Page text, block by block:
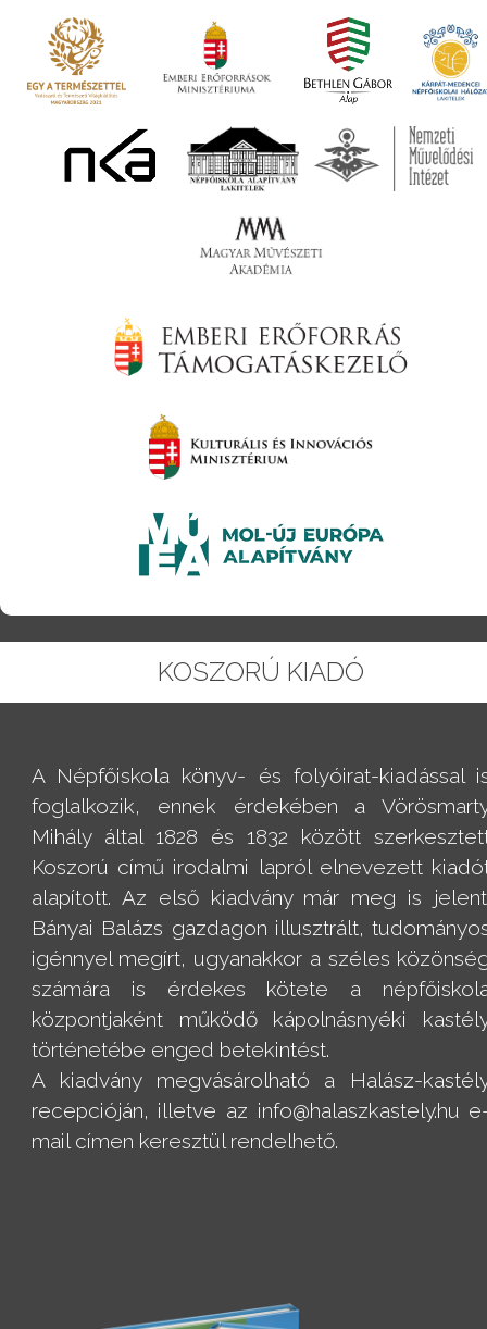
KOSZORÚ KIADÓ
A Népfőiskola könyv- és folyóirat-kiadással
foglalkozik, ennek érdekében a
Mihály által 1828 és 1832 között
Koszorú című irodalmi lapról elnevezett
alapított. Az első kiadvány már meg is
Bányai Balázs gazdagon illusztrált,
igénnyel megírt, ugyanakkor a széles
számára is érdekes kötete a
központjaként működő kápolnásnyéki
történetébe enged betekintést.
A kiadvány megvásárolható a Halász-
recepcióján, illetve az info@halaszkastely.hu
mail címen keresztül rendelhető.